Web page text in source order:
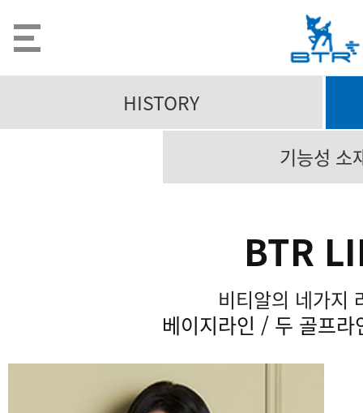
HISTORY
기능성 소
BTR
비티알의 네가지
베이지라인 / 두 골프